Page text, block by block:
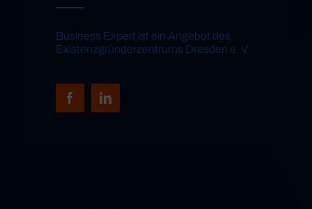
Business Expert ist ein Angebot des
Existenzgründerzentrums Dresden e. V.